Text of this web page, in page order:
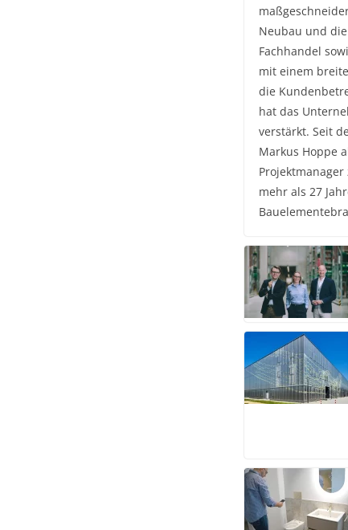
Neubau und
Fachhandel
mit einem
die
hat das
verstärkt. Seit
Markus Hoppe
mehr als 27